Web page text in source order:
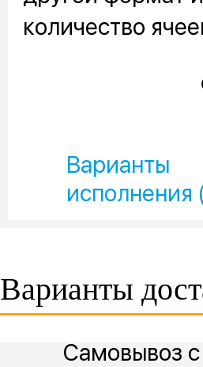
количество
Варианты
исполнения
Варианты
Самовывоз